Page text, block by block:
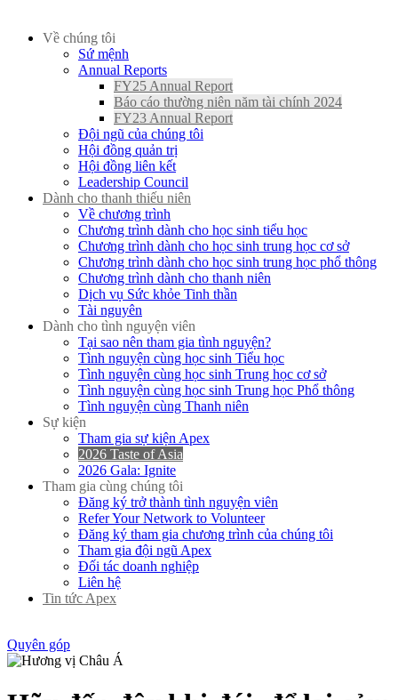
Về chúng tôi
Sứ mệnh
Annual Reports
FY25 Annual Report
Báo cáo thường niên năm tài chính 2024
FY23 Annual Report
Đội ngũ của chúng tôi
Hội đồng quản trị
Hội đồng liên kết
Leadership Council
Dành cho thanh thiếu niên
Về chương trình
Chương trình dành cho học sinh tiểu học
Chương trình dành cho học sinh trung học cơ sở
Chương trình dành cho học sinh trung học phổ thông
Chương trình dành cho thanh niên
Dịch vụ Sức khỏe Tinh thần
Tài nguyên
Dành cho tình nguyện viên
Tại sao nên tham gia tình nguyện?
Tình nguyện cùng học sinh Tiểu học
Tình nguyện cùng học sinh Trung học cơ sở
Tình nguyện cùng học sinh Trung học Phổ thông
Tình nguyện cùng Thanh niên
Sự kiện
Tham gia sự kiện Apex
2026 Taste of Asia
2026 Gala: Ignite
Tham gia cùng chúng tôi
Đăng ký trở thành tình nguyện viên
Refer Your Network to Volunteer
Đăng ký tham gia chương trình của chúng tôi
Tham gia đội ngũ Apex
Đối tác doanh nghiệp
Liên hệ
Tin tức Apex
Quyên góp